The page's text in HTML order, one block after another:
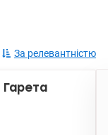
За релевантністю